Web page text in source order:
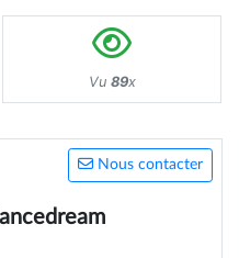
Vu 89x
Nous contacter